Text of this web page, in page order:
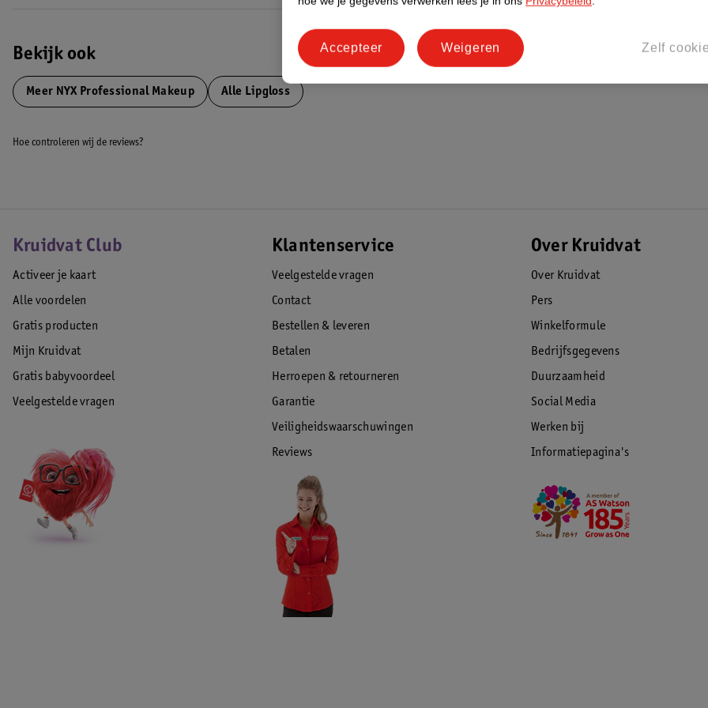
Bekijk ook
Meer NYX Professional Makeup Alle Lipgloss
Hoe controleren wij de reviews?
Kruidvat Club
Activeer je kaart
Alle voordelen
Gratis producten
Mijn Kruidvat
Gratis babyvoordeel
Veelgestelde vragen
Klantenservice
Veelgestelde vragen
Contact
Bestellen & leveren
Betalen
Herroepen & retourneren
Garantie
Veiligheidswaarschuwingen
Reviews
Over Kruidvat
Over Kruidvat
Pers
Winkelformule
Bedrijfsgegevens
Duurzaamheid
Social Media
Werken bij
Informatiepagina's
Zelf
Weigeren
Accepteer